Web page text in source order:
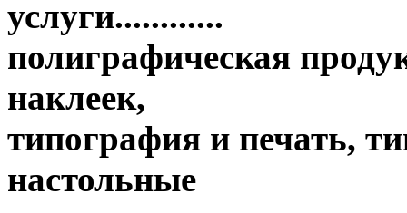
услуги............
полиграфическая
наклеек,
типография и печать,
настольные